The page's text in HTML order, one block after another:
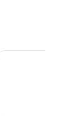
งแรมซอมเดย์